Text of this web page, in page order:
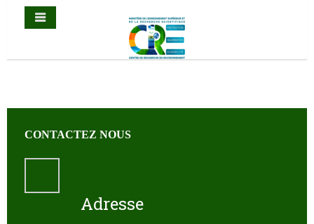
CONTACTEZ NOUS
Adresse